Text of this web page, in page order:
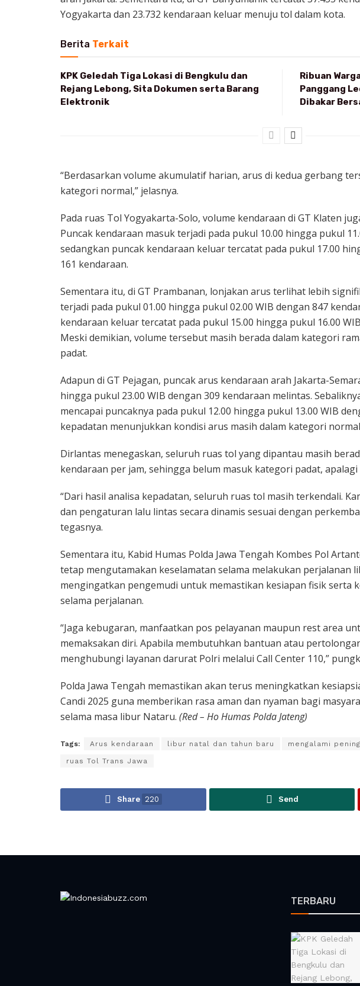
Yogyakarta dan 23.732 kendaraan keluar menuju tol dalam kota.
Berita Terkait
KPK Geledah Tiga Lokasi di Bengkulu dan
Rejang Lebong, Sita Dokumen serta Barang
Elektronik
Ribuan
Panggang
Dibakar
“Berdasarkan volume akumulatif harian, arus di kedua gerbang
kategori normal,” jelasnya.
Pada ruas Tol Yogyakarta-Solo, volume kendaraan di GT Klaten
Puncak kendaraan masuk terjadi pada pukul 10.00 hingga pukul
sedangkan puncak kendaraan keluar tercatat pada pukul 17.00
161 kendaraan.
Sementara itu, di GT Prambanan, lonjakan arus terlihat lebih
terjadi pada pukul 01.00 hingga pukul 02.00 WIB dengan 847
kendaraan keluar tercatat pada pukul 15.00 hingga pukul 16.00
Meski demikian, volume tersebut masih berada dalam kategori
padat.
Adapun di GT Pejagan, puncak arus kendaraan arah Jakarta-
hingga pukul 23.00 WIB dengan 309 kendaraan melintas.
mencapai puncaknya pada pukul 12.00 hingga pukul 13.00 WIB
kepadatan menunjukkan kondisi arus masih dalam kategori
Dirlantas menegaskan, seluruh ruas tol yang dipantau masih
kendaraan per jam, sehingga belum masuk kategori padat,
“Dari hasil analisa kepadatan, seluruh ruas tol masih terkendali.
dan pengaturan lalu lintas secara dinamis sesuai dengan
tegasnya.
Sementara itu, Kabid Humas Polda Jawa Tengah Kombes Pol
tetap mengutamakan keselamatan selama melakukan perjalanan
mengingatkan pengemudi untuk memastikan kesiapan fisik serta
selama perjalanan.
“Jaga kebugaran, manfaatkan pos pelayanan maupun rest area
memaksakan diri. Apabila membutuhkan bantuan atau
menghubungi layanan darurat Polri melalui Call Center 110,”
Polda Jawa Tengah memastikan akan terus meningkatkan
Candi 2025 guna memberikan rasa aman dan nyaman bagi
selama masa libur Nataru. (Red – Ho Humas Polda Jateng)
Tags: Arus kendaraan libur natal dan tahun baru mengalami
ruas Tol Trans Jawa
Share 220 Send
TERBARU